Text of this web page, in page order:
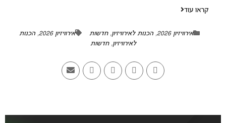
קראו עוד
אירוויזיון 2026 ,הכנות לאירוויזיון,חדשות אירוויזיון 2026 ,הכנות
לאירוויזיון,חדשות